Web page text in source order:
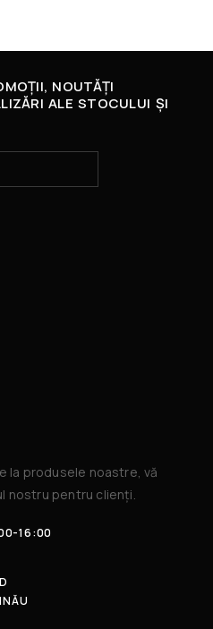
NOUTĂȚI
ALE STOCULUI ȘI
la produsele noastre, vă
nostru pentru clienți.​
16:00